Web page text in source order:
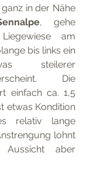
in der Nähe
, gehe
am
bis links ein
steilerer
Die
einfach ca. 1,5
etwas Kondition
relativ lange
lohnt
aber